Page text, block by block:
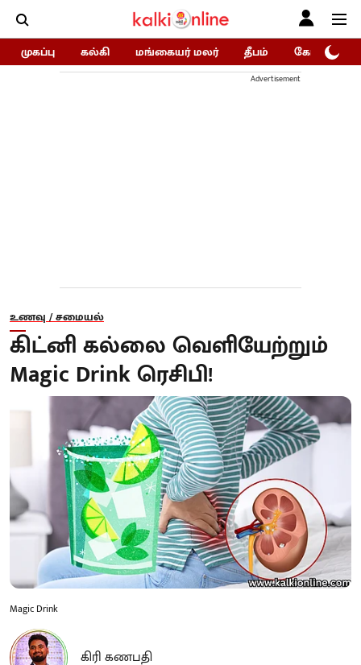
முகப்பு கல்கி மங்கையர் மலர் தீபம் கோகுலம்/
Advertisement
உணவு / சமையல்
கிட்னி கல்லை வெளியேற்றும்
Magic Drink ரெசிபி!
Magic Drink
கிரி கணபதி